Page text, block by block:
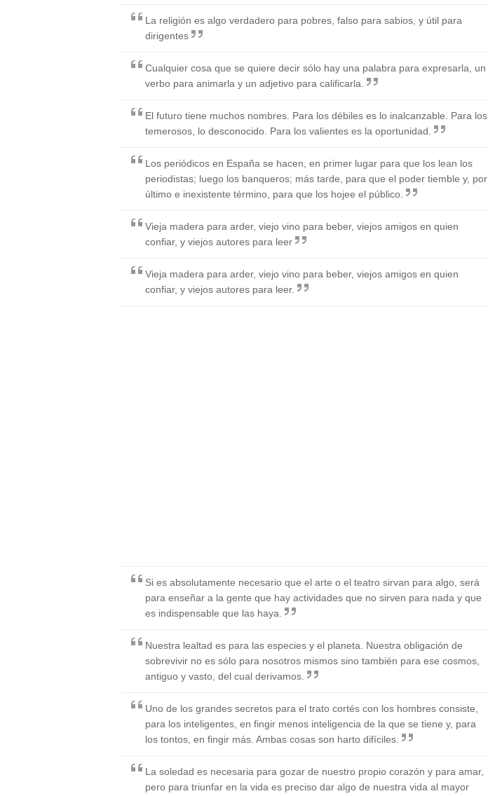
La religión es algo verdadero para pobres, falso para sabios, y útil para
dirigentes
Cualquier cosa que se quiere decir sólo hay una palabra para expresarla, un
verbo para animarla y un adjetivo para calificarla.
El futuro tiene muchos nombres. Para los débiles es lo inalcanzable. Para los
temerosos, lo desconocido. Para los valientes es la oportunidad.
Los periódicos en España se hacen, en primer lugar para que los lean los
periodistas; luego los banqueros; más tarde, para que el poder tiemble y, por
último e inexistente término, para que los hojee el público.
Vieja madera para arder, viejo vino para beber, viejos amigos en quien
confiar, y viejos autores para leer
Vieja madera para arder, viejo vino para beber, viejos amigos en quien
confiar, y viejos autores para leer.
Si es absolutamente necesario que el arte o el teatro sirvan para algo, será
para enseñar a la gente que hay actividades que no sirven para nada y que
es indispensable que las haya.
Nuestra lealtad es para las especies y el planeta. Nuestra obligación de
sobrevivir no es sólo para nosotros mismos sino también para ese cosmos,
antiguo y vasto, del cual derivamos.
Uno de los grandes secretos para el trato cortés con los hombres consiste,
para los inteligentes, en fingir menos inteligencia de la que se tiene y, para
los tontos, en fingir más. Ambas cosas son harto difíciles.
La soledad es necesaria para gozar de nuestro propio corazón y para amar,
pero para triunfar en la vida es preciso dar algo de nuestra vida al mayor